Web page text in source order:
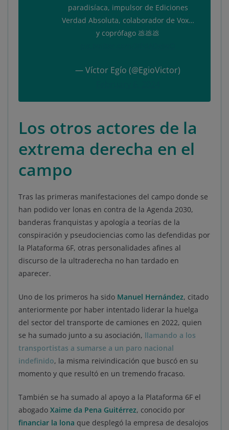
paradisíaca, impulsor de Ediciones
Verdad Absoluta, colaborador de Vox…
y coprófago 💩💩💩
— Víctor Egío (@EgioVictor)
Los otros actores de la
extrema derecha en el
campo
Tras las primeras manifestaciones del campo donde se
han podido ver lonas en contra de la Agenda 2030,
banderas franquistas y apología a teorías de la
conspiración y pseudociencias como las defendidas por
la Plataforma 6F, otras personalidades afines al
discurso de la ultraderecha no han tardado en
aparecer.
Uno de los primeros ha sido Manuel Hernández, citado
anteriormente por haber intentado liderar la huelga
del sector del transporte de camiones en 2022, quien
se ha sumado junto a su asociación, llamando a los
transportistas a sumarse a un paro nacional
indefinido, la misma reivindicación que buscó en su
momento y que resultó en un tremendo fracaso.
También se ha sumado al apoyo a la Plataforma 6F el
abogado Xaime da Pena Guitérrez, conocido por
financiar la lona que desplegó la empresa de desalojos